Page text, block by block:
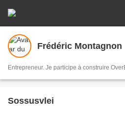
Frédéric Montagnon
Entrepreneur. Je participe à construire
Sossusvlei